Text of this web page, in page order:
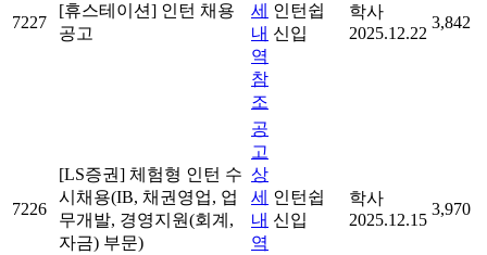
7227
[휴스테이션] 인턴 채용
공고
세
내
역
참
조
인턴쉽
신입
학사
2025.12.22
3,842
7226
[LS증권] 체험형 인턴 수
시채용(IB, 채권영업, 업
무개발, 경영지원(회계,
자금) 부문)
공
고
상
세
내
역
인턴쉽
신입
학사
2025.12.15
3,970